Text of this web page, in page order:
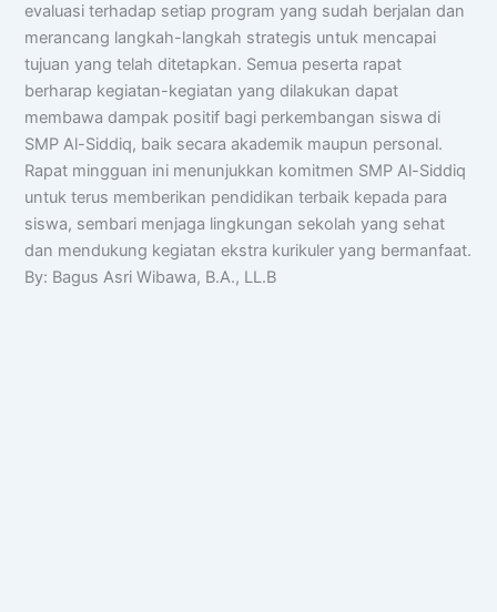
evaluasi terhadap setiap program yang sudah berjalan dan
merancang langkah-langkah strategis untuk mencapai
tujuan yang telah ditetapkan. Semua peserta rapat
berharap kegiatan-kegiatan yang dilakukan dapat
membawa dampak positif bagi perkembangan siswa di
SMP Al-Siddiq, baik secara akademik maupun personal.
Rapat mingguan ini menunjukkan komitmen SMP Al-Siddiq
untuk terus memberikan pendidikan terbaik kepada para
siswa, sembari menjaga lingkungan sekolah yang sehat
dan mendukung kegiatan ekstra kurikuler yang bermanfaat.
By: Bagus Asri Wibawa, B.A., LL.B